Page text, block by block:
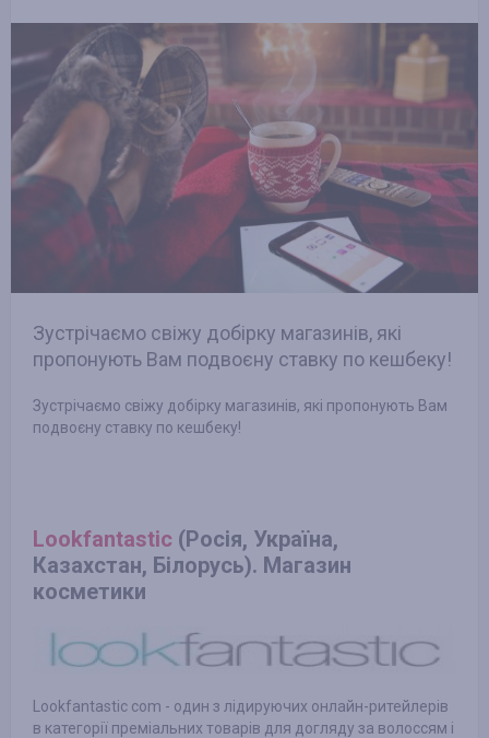
Зустрічаємо свіжу добірку магазинів, які
пропонують Вам подвоєну ставку по кешбеку!
Зустрічаємо свіжу добірку магазинів, які пропонують Вам
подвоєну ставку по кешбеку!
Lookfantastic (Росія, Україна,
Казахстан, Білорусь). Магазин
косметики
Lookfantastic com - один з лідируючих онлайн-ритейлерів
в категорії преміальних товарів для догляду за волоссям і